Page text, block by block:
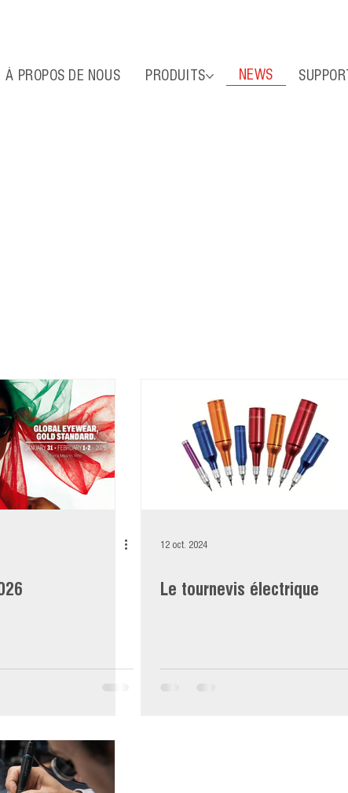
À PROPOS DE NOUS PRODUITS NEWS SUPPORT
12 oct. 2024
Le tournevis électrique